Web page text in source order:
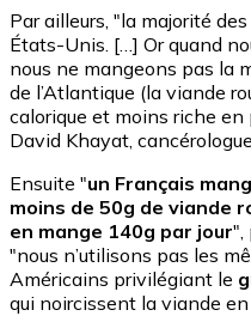
Par ailleurs, "la majorité
États-Unis. […] Or quand
nous ne mangeons pas la
de l’Atlantique (la viande
calorique et moins riche
David Khayat, cancérologue.
Ensuite "un Français
moins de 50g de viande
en mange 140g par jour",
"nous n’utilisons pas les
Américains privilégiant le
qui noircissent la viande